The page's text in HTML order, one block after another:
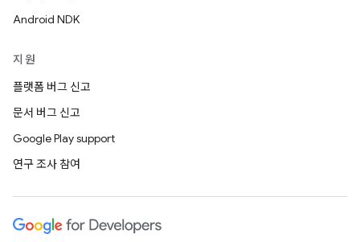
Android NDK
지원
플랫폼 버그 신고
문서 버그 신고
Google Play support
연구 조사 참여